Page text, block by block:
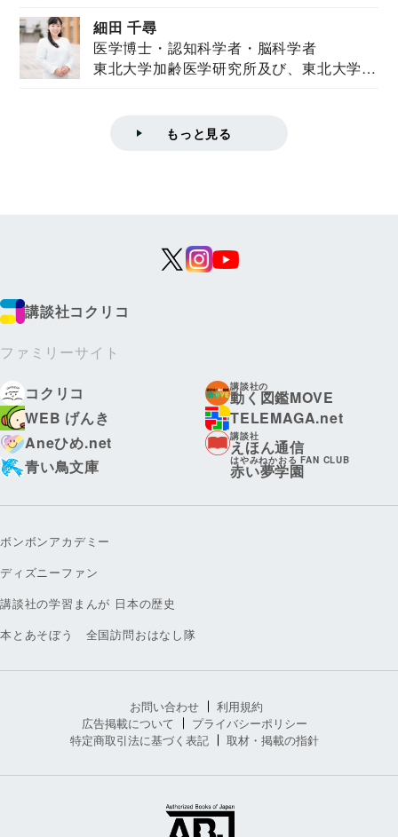
細田 千尋
医学博士・認知科学者・脳科学者
東北大学加齢医学研究所及び、東北大学大
もっと見る
講談社コクリコ
ファミリーサイト
コクリコ
講談社の
動く図鑑MOVE
WEB げんき
TELEMAGA.net
Aneひめ.net
講談社
えほん通信
青い鳥文庫
はやみねかおる FAN CLUB
赤い夢学園
ボンボンアカデミー
ディズニーファン
講談社の学習まんが 日本の歴史
本とあそぼう 全国訪問おはなし隊
お問い合わせ
利用規約
広告掲載について
プライバシーポリシー
特定商取引法に基づく表記
取材・掲載の指針